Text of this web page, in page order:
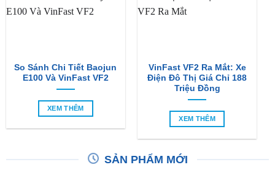
So Sánh Chi Tiết Baojun
E100 Và VinFast VF2
XEM THÊM
VinFast VF2 Ra Mắt: Xe
Điện Đô Thị Giá Chỉ 188
Triệu Đồng
XEM THÊM
SẢN PHẨM MỚI